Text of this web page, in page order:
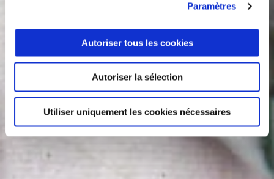
Paramètres
Autoriser tous les cookies
Autoriser la sélection
Utiliser uniquement les cookies nécessaires